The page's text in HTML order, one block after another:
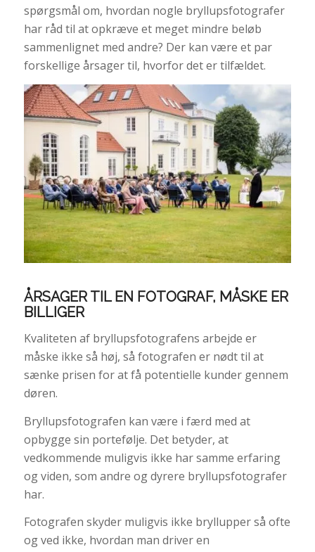
spørgsmål om, hvordan nogle bryllupsfotografer
har råd til at opkræve et meget mindre beløb
sammenlignet med andre? Der kan være et par
forskellige årsager til, hvorfor det er tilfældet.
ÅRSAGER TIL EN FOTOGRAF, MÅSKE ER
BILLIGER
Kvaliteten af bryllupsfotografens arbejde er
måske ikke så høj, så fotografen er nødt til at
sænke prisen for at få potentielle kunder gennem
døren.
Bryllupsfotografen kan være i færd med at
opbygge sin portefølje. Det betyder, at
vedkommende muligvis ikke har samme erfaring
og viden, som andre og dyrere bryllupsfotografer
har.
Fotografen skyder muligvis ikke bryllupper så ofte
og ved ikke, hvordan man driver en